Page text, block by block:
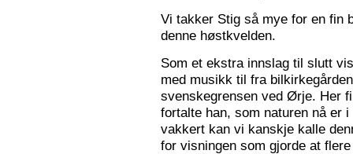
Vi takker Stig så mye for en fin
denne høstkvelden.
Som et ekstra innslag til slutt
med musikk til fra
svenskegrensen ved Ørje. Her
fortalte han, som naturen nå er
vakkert kan vi kanskje kalle
for visningen som gjorde at